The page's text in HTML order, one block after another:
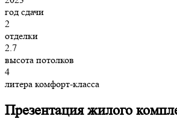
год сдачи
2
отделки
2.7
высота потолков
4
литера комфорт-класса
Презентация жилого